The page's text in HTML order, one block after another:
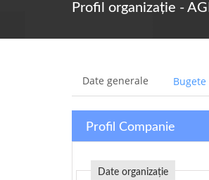
Profil organizație -
Date generale
Profil Companie
Date organizație